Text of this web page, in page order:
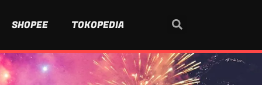
SHOPEE TOKOPEDIA